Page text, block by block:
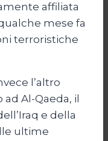
affiliata
mese fa
terroristiche
l’altro
Al-Qaeda, il
e della
ultime